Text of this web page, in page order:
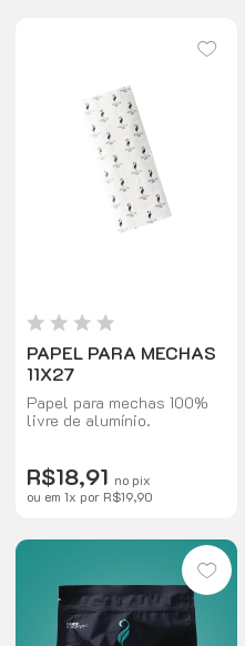
sensibilizado.
PAPEL PARA MECHAS
11X27
Papel para mechas 100%
livre de alumínio.
R$18,91 no pix
ou em1x por R$19,90